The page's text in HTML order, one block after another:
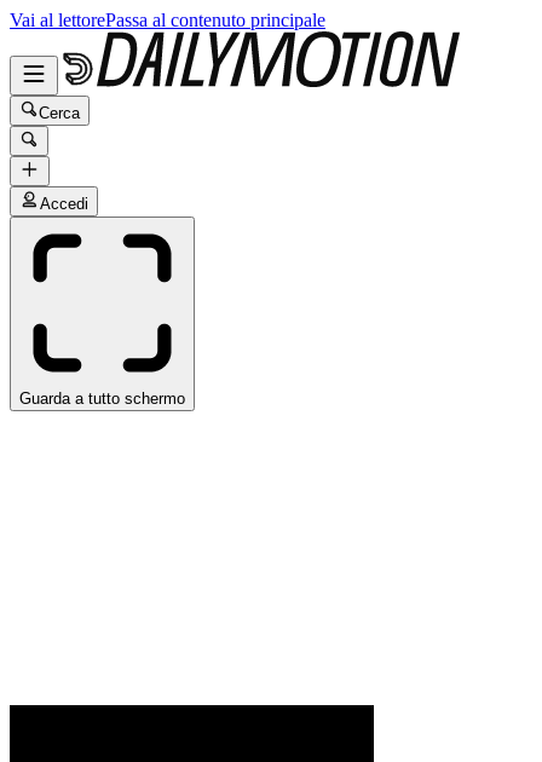
Vai al lettorePassa al contenuto principale
Cerca
Accedi
Guarda a tutto schermo